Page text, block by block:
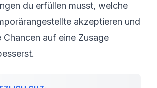
du erfüllen musst, welche
akzeptieren und
Chancen auf eine Zusage